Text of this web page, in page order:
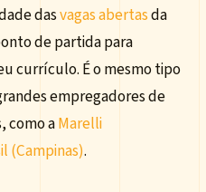
dasvagas abertasda
de partida para
currículo. É o mesmo tipo
empregadores de
como aMarelli
(Campinas).